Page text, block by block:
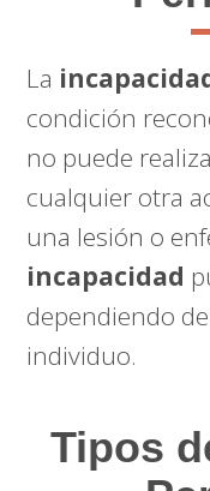
La
condición
no puede
cualquier otra
una lesión o
incapacidad
dependiendo
individuo.
Tipos